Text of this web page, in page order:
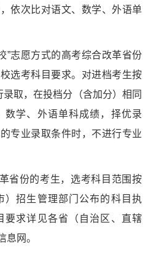
依次比对语文、数学、外语单
”志愿方式的高考综合改革省份
选考科目要求。对进档考生按
录取，在投档分（含加分）相同
数学、外语单科成绩，择优录
专业录取条件时，不进行专业
省份的考生，选考科目范围按
）招生管理部门公布的科目执
要求详见各省（自治区、直辖
息网。